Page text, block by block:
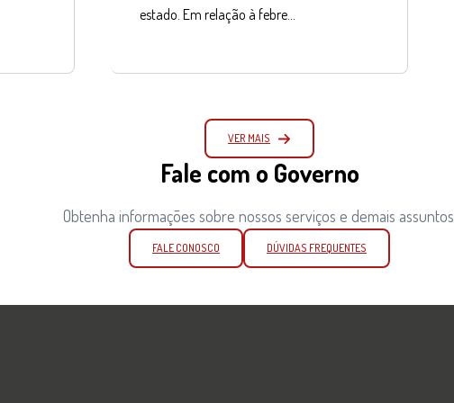
estado. Em relação à febre…
VER MAIS
Fale com o Governo
Obtenha informações sobre nossos serviços e demais
FALE CONOSCO DÚVIDAS FREQUENTES